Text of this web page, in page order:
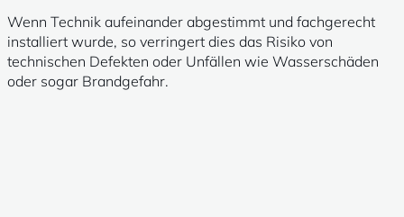
Wenn Technik aufeinander abgestimmt und fachgerecht
installiert wurde, so verringert dies das Risiko von
technischen Defekten oder Unfällen wie Wasserschäden
oder sogar Brandgefahr.